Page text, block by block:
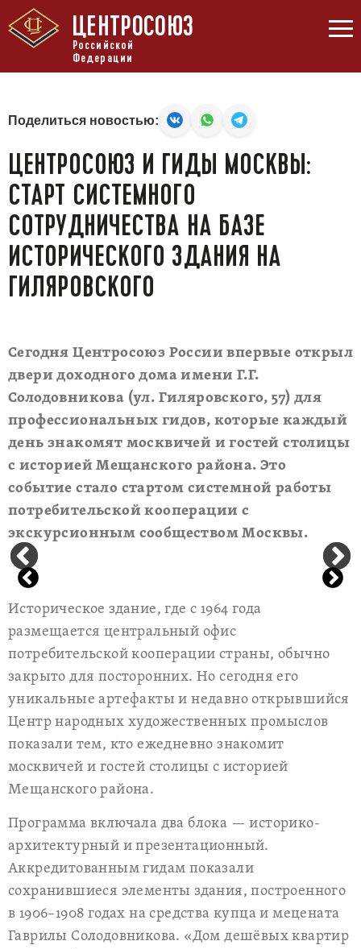
ЦЕНТРОСОЮЗ
Российской
Федерации
Поделиться новостью:
ЦЕНТРОСОЮЗ И ГИДЫ МОСКВЫ:
СТАРТ СИСТЕМНОГО
СОТРУДНИЧЕСТВА НА БАЗЕ
ИСТОРИЧЕСКОГО ЗДАНИЯ НА
ГИЛЯРОВСКОГО
Сегодня Центросоюз России впервые открыл
двери доходного дома имени Г.Г.
Солодовникова (ул. Гиляровского, 57) для
профессиональных гидов, которые каждый
день знакомят москвичей и гостей столицы
с историей Мещанского района. Это
событие стало стартом системной работы
потребительской кооперации с
экскурсионным сообществом Москвы.
Историческое здание, где с 1964 года
размещается центральный офис
потребительской кооперации страны, обычно
закрыто для посторонних. Но сегодня его
уникальные артефакты и недавно открывшийся
Центр народных художественных промыслов
показали тем, кто ежедневно знакомит
москвичей и гостей столицы с историей
Мещанского района.
Программа включала два блока — историко-
архитектурный и презентационный.
Аккредитованным гидам показали
сохранившиеся элементы здания, построенного
в 1906–1908 годах на средства купца и мецената
Гаврилы Солодовникова. «Дом дешёвых квартир